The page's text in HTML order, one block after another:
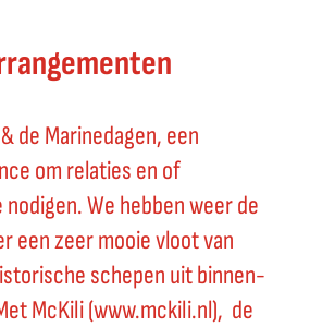
de Marinedagen, een
om relaties en of
We hebben weer de
een zeer mooie vloot van
schepen uit binnen-
McKili (www.mckili.nl), de